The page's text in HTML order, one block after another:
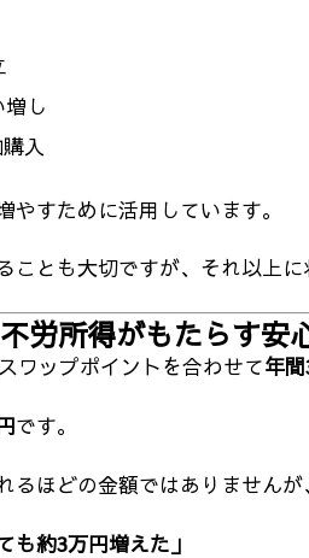
し
入
やすために活用しています。
ことも大切ですが、それ以上
労所得がもたらす安
ワップポイントを合わせて年
です。
るほどの金額ではありませんが、
も約3万円増えた」